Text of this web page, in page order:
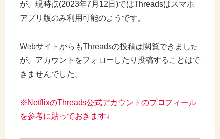
が、現時点(2023年7月12日)ではThreadsはスマホ
アプリ版のみ利用可能のようです。
WebサイトからもThreadsの投稿は閲覧できました
が、アカウントをフォローしたり投稿することはで
きませんでした。
※NetflixのThreads公式アカウントのプロフィール
を参考に貼っておきます↓